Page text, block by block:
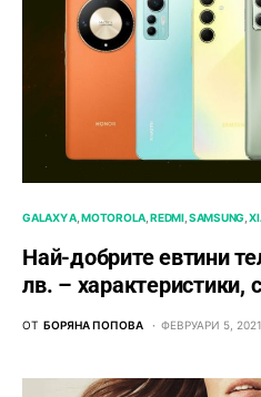
GALAXY A MOTOROLA REDMI SAMSUNG
Най-добрите евтини
лв. – характeристики,
ОТ БОРЯНА ПОПОВА ФЕВРУАРИ 5, 2021